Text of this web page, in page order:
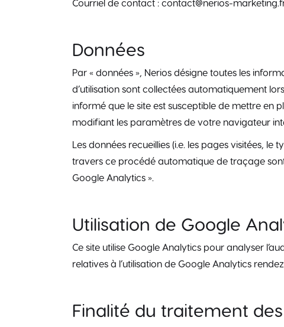
Courriel de contact : contact@nerios-
Données
Par « données », Nerios désigne toutes les
d’utilisation sont collectées automatiquement
informé que le site est susceptible de mettre en
modifiant les paramètres de votre navigateur
Les données recueillies (i.e. les pages visitées,
travers ce procédé automatique de traçage sont
Google Analytics ».
Utilisation de Google
Ce site utilise Google Analytics pour analyser
relatives à l’utilisation de Google Analytics
Finalité du traitement